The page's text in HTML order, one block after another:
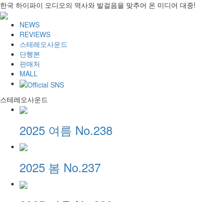
한국 하이파이 오디오의 역사와 발걸음을 맞추어 온 미디어 대중!
NEWS
REVIEWS
스테레오사운드
단행본
판매처
MALL
스테레오사운드
2025 여름 No.238
2025 봄 No.237